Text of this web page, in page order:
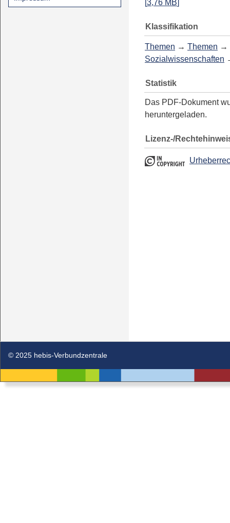
[3,76 MB]
Klassifikation
Themen → Themen →
Sozialwissenschaften
Statistik
Das PDF-Dokument
heruntergeladen.
Lizenz-/
© 2025 hebis-Verbundzentrale